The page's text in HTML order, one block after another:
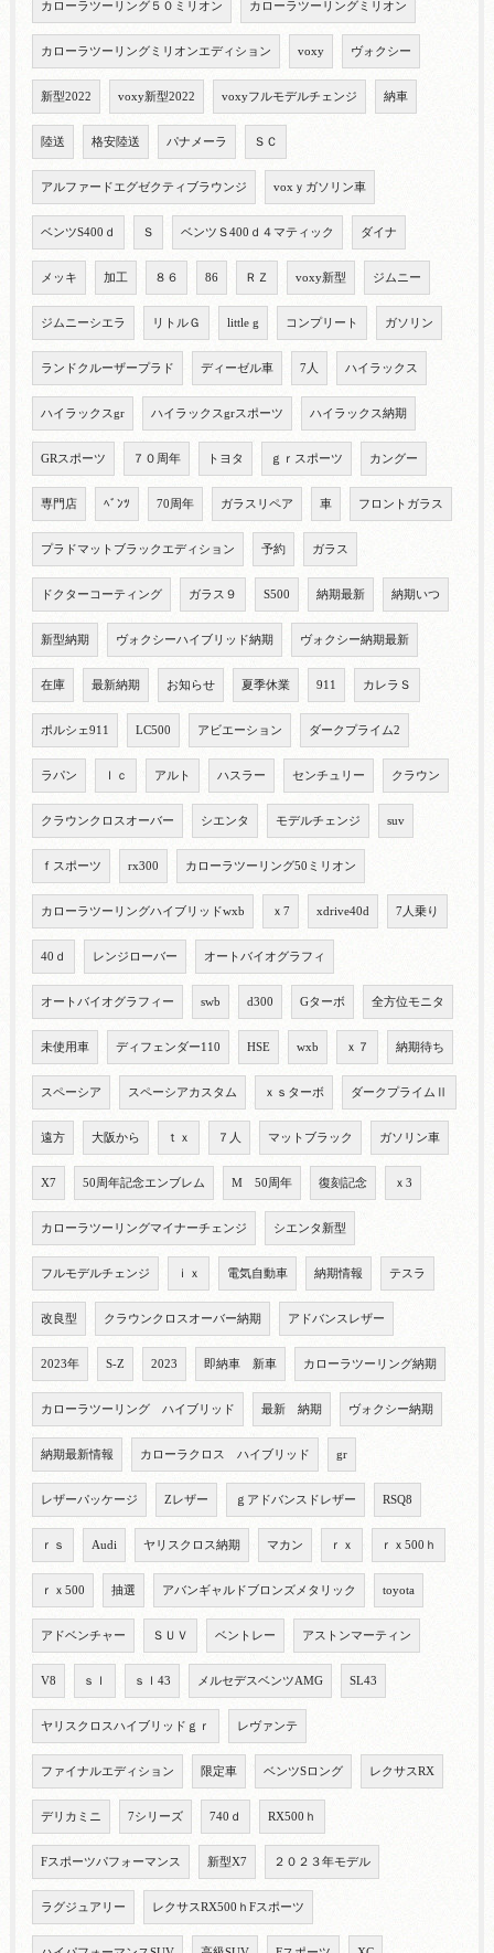
カローラツーリング５０ミリオン カローラツーリングミリオン
カローラツーリングミリオンエディション voxy ヴォクシー
新型2022 voxy新型2022 voxyフルモデルチェンジ 納車
陸送 格安陸送 パナメーラ ＳＣ
アルファードエグゼクティブラウンジ voxｙガソリン車
ベンツS400ｄ Ｓ ベンツＳ400ｄ４マティック ダイナ
メッキ 加工 ８６ 86 ＲＺ voxy新型 ジムニー
ジムニーシエラ リトルＧ little g コンプリート ガソリン
ランドクルーザープラド ディーゼル車 7人 ハイラックス
ハイラックスgr ハイラックスgrスポーツ ハイラックス納期
GRスポーツ ７０周年 トヨタ ｇｒスポーツ カングー
専門店 ﾍﾞﾝﾂ 70周年 ガラスリペア 車 フロントガラス
プラドマットブラックエディション 予約 ガラス
ドクターコーティング ガラス９ S500 納期最新 納期いつ
新型納期 ヴォクシーハイブリッド納期 ヴォクシー納期最新
在庫 最新納期 お知らせ 夏季休業 911 カレラＳ
ポルシェ911 LC500 アビエーション ダークプライム2
ラパン ｌｃ アルト ハスラー センチュリー クラウン
クラウンクロスオーバー シエンタ モデルチェンジ suv
ｆスポーツ rx300 カローラツーリング50ミリオン
カローラツーリングハイブリッドwxb ｘ7 xdrive40d 7人乗り
40ｄ レンジローバー オートバイオグラフィ
オートバイオグラフィー swb d300 Gターボ 全方位モニタ
未使用車 ディフェンダー110 HSE wxb ｘ７ 納期待ち
スペーシア スペーシアカスタム ｘｓターボ ダークプライムⅡ
遠方 大阪から ｔｘ ７人 マットブラック ガソリン車
X7 50周年記念エンブレム M 50周年 復刻記念 ｘ3
カローラツーリングマイナーチェンジ シエンタ新型
フルモデルチェンジ ｉｘ 電気自動車 納期情報 テスラ
改良型 クラウンクロスオーバー納期 アドバンスレザー
2023年 S-Z 2023 即納車 新車 カローラツーリング納期
カローラツーリング ハイブリッド 最新 納期 ヴォクシー納期
納期最新情報 カローラクロス ハイブリッド gr
レザーパッケージ Zレザー ｇアドバンスドレザー RSQ8
ｒｓ Audi ヤリスクロス納期 マカン ｒｘ ｒｘ500ｈ
ｒｘ500 抽選 アバンギャルドブロンズメタリック toyota
アドベンチャー ＳＵＶ ベントレー アストンマーティン
V8 ｓｌ ｓｌ43 メルセデスベンツAMG SL43
ヤリスクロスハイブリッドｇｒ レヴァンテ
ファイナルエディション 限定車 ベンツSロング レクサスRX
デリカミニ 7シリーズ 740ｄ RX500ｈ
Fスポーツパフォーマンス 新型X7 ２０２３年モデル
ラグジュアリー レクサスRX500ｈFスポーツ